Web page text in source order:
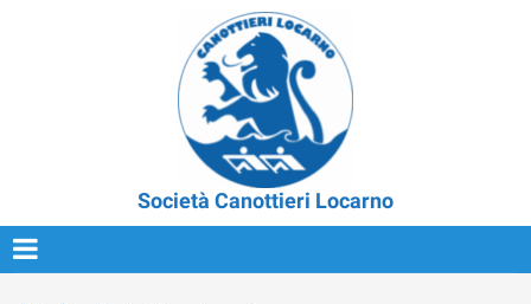
Società Canottieri Locarno